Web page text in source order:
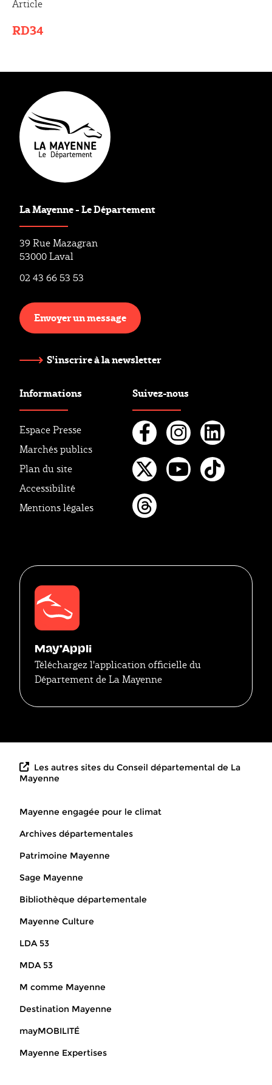
Article
RD34
La Mayenne - Le Département
39 Rue Mazagran
53000 Laval
02 43 66 53 53
Envoyer un message
S'inscrire à la newsletter
Informations
Espace Presse
Marchés publics
Plan du site
Accessibilité
Mentions légales
Suivez-nous
Facebook
Twitter
May'Appli
Téléchargez l'application officielle du
Département de La Mayenne
Les autres sites du Conseil départemental de La
Mayenne
Mayenne engagée pour le climat
Archives départementales
Patrimoine Mayenne
Sage Mayenne
Bibliothèque départementale
Mayenne Culture
LDA 53
MDA 53
M comme Mayenne
Destination Mayenne
mayMOBILITÉ
Mayenne Expertises